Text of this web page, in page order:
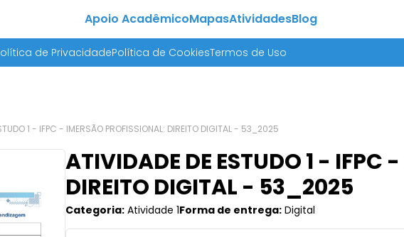
Apoio AcadêmicoMapasAtividadesBlog
de PrivacidadePolítica de CookiesTermos de Uso
1 - IFPC - IMERSÃO PROFISSIONAL: DIREITO DIGITAL - 53_2025
ATIVIDADE DE ESTUDO 1 - IFPC
DIREITO DIGITAL - 53_2025
Categoria: Atividade 1Forma de entrega: Digital